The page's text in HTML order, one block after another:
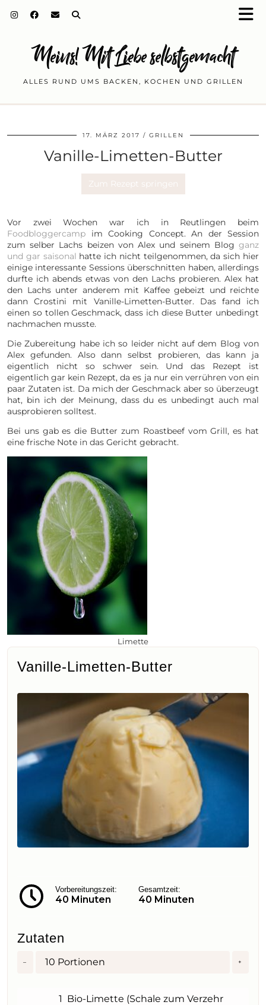
Meins! Mit Liebe selbstgemacht
ALLES RUND UMS BACKEN, KOCHEN UND GRILLEN
17. MÄRZ 2017 GRILLEN
Vanille-Limetten-Butter
Zum Rezept springen
Vor zwei Wochen war ich in Reutlingen beim
Foodbloggercamp im Cooking Concept. An der Session
zum selber Lachs beizen von Alex und seinem Blog ganz
und gar saisonal hatte ich nicht teilgenommen, da sich hier
einige interessante Sessions überschnitten haben, allerdings
durfte ich abends etwas von den Lachs probieren. Alex hat
den Lachs unter anderem mit Kaffee gebeizt und reichte
dann Crostini mit Vanille-Limetten-Butter. Das fand ich
einen so tollen Geschmack, dass ich diese Butter unbedingt
nachmachen musste.
Die Zubereitung habe ich so leider nicht auf dem Blog von
Alex gefunden. Also dann selbst probieren, das kann ja
eigentlich nicht so schwer sein. Und das Rezept ist
eigentlich gar kein Rezept, da es ja nur ein verrühren von ein
paar Zutaten ist. Da mich der Geschmack aber so überzeugt
hat, bin ich der Meinung, dass du es unbedingt auch mal
ausprobieren solltest.
Bei uns gab es die Butter zum Roastbeef vom Grill, es hat
eine frische Note in das Gericht gebracht.
Limette
Vanille-Limetten-Butter
Vorbereitungszeit:
40 Minuten
Gesamtzeit:
40 Minuten
Zutaten
– 10 Portionen +
1 Bio-Limette (Schale zum Verzehr